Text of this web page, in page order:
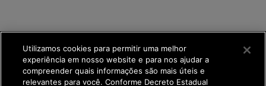
Utilizamos cookies para permitir uma melhor
experiência em nosso website e para nos ajudar a
compreender quais informações são mais úteis e
relevantes para você. Conforme Decreto Estadual